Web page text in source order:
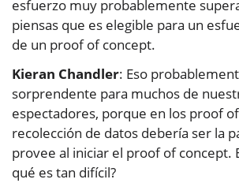
esfuerzo muy probablemente
piensas que es elegible para un
de un proof of concept.
Kieran Chandler: Eso
sorprendente para muchos de
espectadores, porque en los proof
recolección de datos debería ser la
provee al iniciar el proof of concept.
qué es tan difícil?